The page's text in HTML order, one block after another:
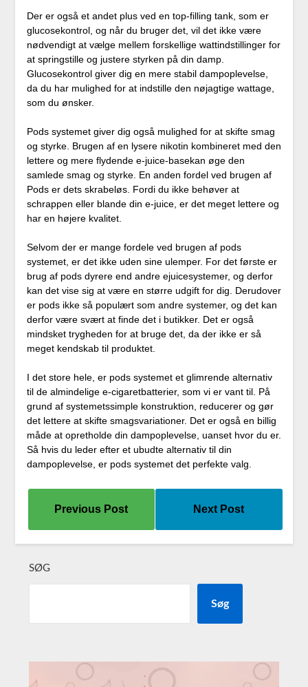
Der er også et andet plus ved en top-filling tank, som er
glucosekontrol, og når du bruger det, vil det ikke være
nødvendigt at vælge mellem forskellige wattindstillinger for
at springstille og justere styrken på din damp.
Glucosekontrol giver dig en mere stabil dampoplevelse,
da du har mulighed for at indstille den nøjagtige wattage,
som du ønsker.
Pods systemet giver dig også mulighed for at skifte smag
og styrke. Brugen af en lysere nikotin kombineret med den
lettere og mere flydende e-juice-basekan øge den
samlede smag og styrke. En anden fordel ved brugen af
Pods er dets skrabeløs. Fordi du ikke behøver at
schrappen eller blande din e-juice, er det meget lettere og
har en højere kvalitet.
Selvom der er mange fordele ved brugen af pods
systemet, er det ikke uden sine ulemper. For det første er
brug af pods dyrere end andre ejuicesystemer, og derfor
kan det vise sig at være en større udgift for dig. Derudover
er pods ikke så populært som andre systemer, og det kan
derfor være svært at finde det i butikker. Det er også
mindsket trygheden for at bruge det, da der ikke er så
meget kendskab til produktet.
I det store hele, er pods systemet et glimrende alternativ
til de almindelige e-cigaretbatterier, som vi er vant til. På
grund af systemetssimple konstruktion, reducerer og gør
det lettere at skifte smagsvariationer. Det er også en billig
måde at opretholde din dampoplevelse, uanset hvor du er.
Så hvis du leder efter et ubudte alternativ til din
dampoplevelse, er pods systemet det perfekte valg.
Previous Post Next Post
SØG
Søg